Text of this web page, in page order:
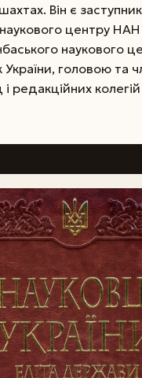
Він є
центру НАН
наукового
України, головою та
редакційних